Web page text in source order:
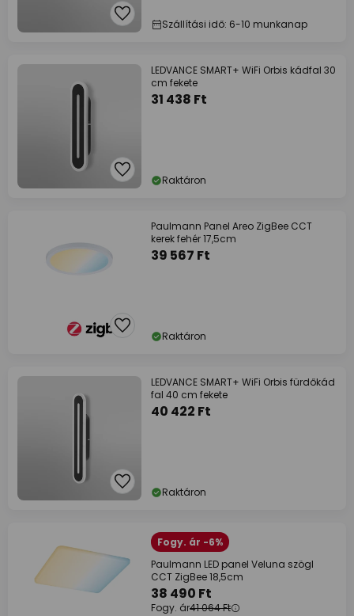
Szállítási idő: 6-10 munkanap
LEDVANCE SMART+ WiFi Orbis kádfal 30
cm fekete
31 438 Ft
Raktáron
Paulmann Panel Areo ZigBee CCT
kerek fehér 17,5cm
39 567 Ft
Raktáron
LEDVANCE SMART+ WiFi Orbis fürdőkád
fal 40 cm fekete
40 422 Ft
Raktáron
Fogy. ár -6%
Paulmann LED panel Veluna szögl
CCT ZigBee 18,5cm
38 490 Ft
Fogy. ár41 064 Ft